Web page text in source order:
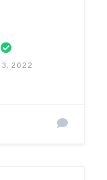
3, 2022